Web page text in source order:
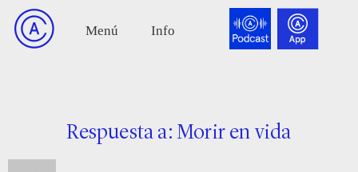
Respuesta a: Morir en vida